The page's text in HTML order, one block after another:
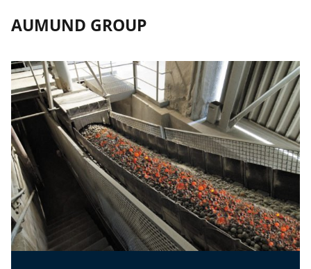
AUMUND GROUP